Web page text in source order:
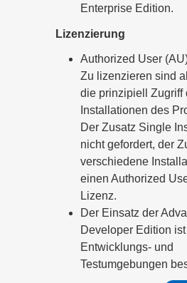
Enterprise Edition.
Lizenzierung
Authorized User
Zu lizenzieren sind
die prinzipiell Zugriff
Installationen des
Der Zusatz Single
nicht gefordert, der
verschiedene
einen Authorized
Lizenz.
Der Einsatz der
Developer Edition
Entwicklungs- und
Testumgebungen